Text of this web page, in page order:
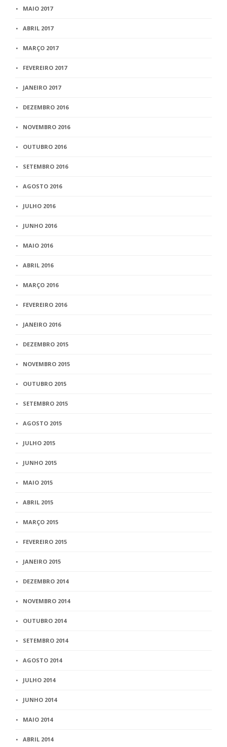
MAIO 2017
ABRIL 2017
MARÇO 2017
FEVEREIRO 2017
JANEIRO 2017
DEZEMBRO 2016
NOVEMBRO 2016
OUTUBRO 2016
SETEMBRO 2016
AGOSTO 2016
JULHO 2016
JUNHO 2016
MAIO 2016
ABRIL 2016
MARÇO 2016
FEVEREIRO 2016
JANEIRO 2016
DEZEMBRO 2015
NOVEMBRO 2015
OUTUBRO 2015
SETEMBRO 2015
AGOSTO 2015
JULHO 2015
JUNHO 2015
MAIO 2015
ABRIL 2015
MARÇO 2015
FEVEREIRO 2015
JANEIRO 2015
DEZEMBRO 2014
NOVEMBRO 2014
OUTUBRO 2014
SETEMBRO 2014
AGOSTO 2014
JULHO 2014
JUNHO 2014
MAIO 2014
ABRIL 2014